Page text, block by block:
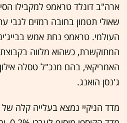
ארה"ב דונלד טראמפ למקבילו
שאולי תטמון בחובה רמזים לגבי
העולמי. טראמפ נחת אמש
המתוקשרת, כשהוא מלווה
האמריקאי, בהם מנכ"ל טסלה
ג'נסן הואנג.